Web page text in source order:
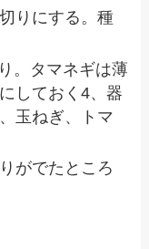
りにする。種
。タマネギは薄
しておく4、器
玉ねぎ、トマ
がでたところ